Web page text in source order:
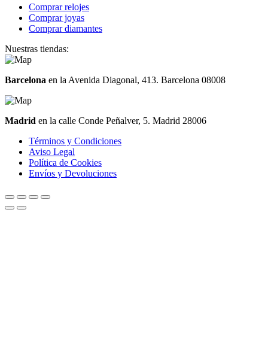
Comprar relojes
Comprar joyas
Comprar diamantes
Nuestras tiendas:
Barcelona en la Avenida Diagonal, 413. Barcelona 08008
Madrid en la calle Conde Peñalver, 5. Madrid 28006
Términos y Condiciones
Aviso Legal
Política de Cookies
Envíos y Devoluciones